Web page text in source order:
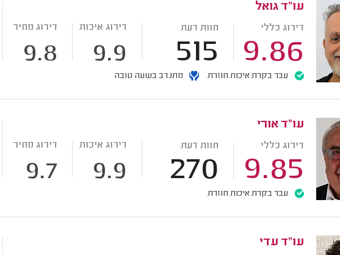
עו"ד גואל
דירוג כללי
9.86
חוות דעת
515
דירוג איכות
9.9
דירוג מחיר
9.8
עבר בקרת איכות חוזרת מתנדב בשעה טובה
עו"ד אורי
דירוג כללי
9.85
חוות דעת
270
דירוג איכות
9.9
דירוג מחיר
9.7
עבר בקרת איכות חוזרת
עו"ד עדי